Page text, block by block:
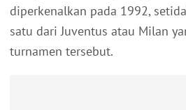
diperkenalkan pada 1992,
satu dari Juventus atau Milan
turnamen tersebut.